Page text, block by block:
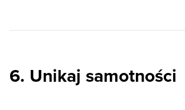
6. Unikaj samotności